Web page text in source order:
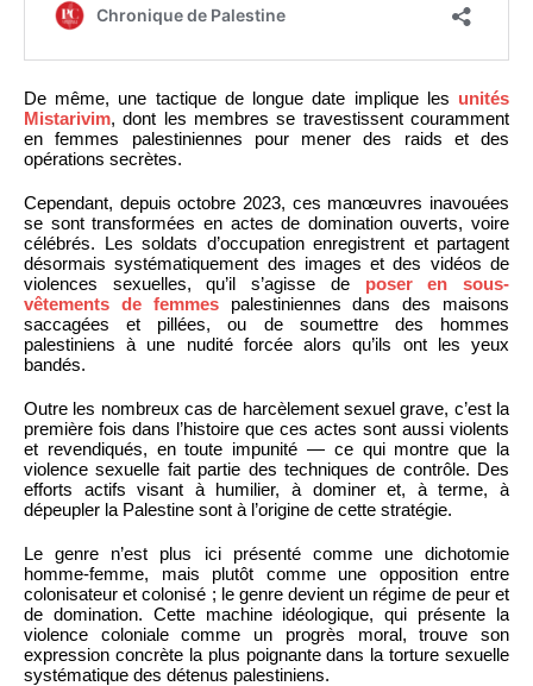
De même, une tactique de longue date implique les unités
Mistarivim, dont les membres se travestissent couramment
en femmes palestiniennes pour mener des raids et des
opérations secrètes.
Cependant, depuis octobre 2023, ces manœuvres inavouées
se sont transformées en actes de domination ouverts, voire
célébrés. Les soldats d’occupation enregistrent et partagent
désormais systématiquement des images et des vidéos de
violences sexuelles, qu’il s’agisse de poser en sous-
vêtements de femmespalestiniennes dans des maisons
saccagées et pillées, ou de soumettre des hommes
palestiniens à une nudité forcée alors qu’ils ont les yeux
bandés.
Outre les nombreux cas de harcèlement sexuel grave, c’est la
première fois dans l’histoire que ces actes sont aussi violents
et revendiqués, en toute impunité — ce qui montre que la
violence sexuelle fait partie des techniques de contrôle. Des
efforts actifs visant à humilier, à dominer et, à terme, à
dépeupler la Palestine sont à l’origine de cette stratégie.
Le genre n’est plus ici présenté comme une dichotomie
homme-femme, mais plutôt comme une opposition entre
colonisateur et colonisé ; le genre devient un régime de peur et
de domination. Cette machine idéologique, qui présente la
violence coloniale comme un progrès moral, trouve son
expression concrète la plus poignante dans la torture sexuelle
systématique des détenus palestiniens.